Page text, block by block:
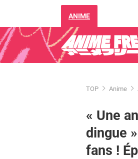
ANIME
TOP Anime
« Une
dingue
fans !